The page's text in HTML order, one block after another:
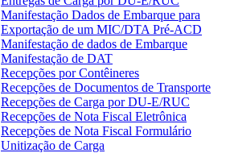
Manifestação Dados de Embarque para
Exportação de um MIC/DTA Pré-ACD
Manifestação de dados de Embarque
Manifestação de DAT
Recepções por Contêineres
Recepções de Documentos de Transporte
Recepções de Carga por DU-E/RUC
Recepções de Nota Fiscal Eletrônica
Recepções de Nota Fiscal Formulário
Unitização de Carga